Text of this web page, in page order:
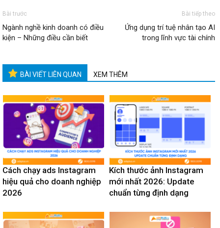
Bài trước
Ngành nghề kinh doanh có điều
kiện – Những điều cần biết
Bài tiếp theo
Ứng dụng trí tuệ nhân tạo AI
trong lĩnh vực tài chính
BÀI VIẾT LIÊN QUAN XEM THÊM
Cách chạy ads Instagram
hiệu quả cho doanh nghiệp
2026
Kích thước ảnh Instagram
mới nhất 2026: Update
chuẩn từng định dạng